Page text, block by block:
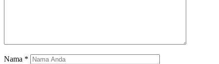
Nama *